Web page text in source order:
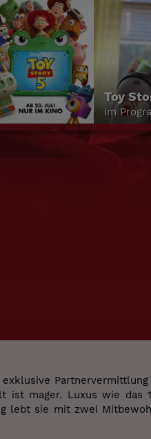
Toy
Im
Partnervermittlung
ist mager. Luxus wie das
lebt sie mit zwei